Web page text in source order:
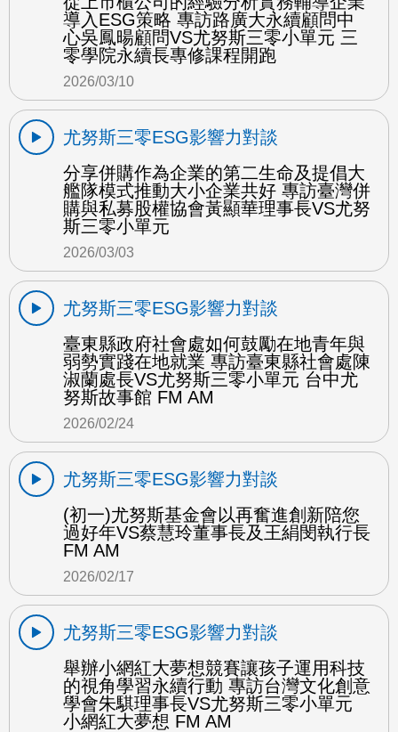
導入ESG策略 專訪路廣大永續顧問中
心吳鳳暘顧問VS尤努斯三零小單元 三
零學院永續長專修課程開跑
2026/03/10
尤努斯三零ESG影響力對談
分享併購作為企業的第二生命及提倡大
艦隊模式推動大小企業共好 專訪臺灣併
購與私募股權協會黃顯華理事長VS尤努
斯三零小單元
2026/03/03
尤努斯三零ESG影響力對談
臺東縣政府社會處如何鼓勵在地青年與
弱勢實踐在地就業 專訪臺東縣社會處陳
淑蘭處長VS尤努斯三零小單元 台中尤
努斯故事館 FM AM
2026/02/24
尤努斯三零ESG影響力對談
(初一)尤努斯基金會以再奮進創新陪您
過好年VS蔡慧玲董事長及王絹閔執行長
FM AM
2026/02/17
尤努斯三零ESG影響力對談
舉辦小網紅大夢想競賽讓孩子運用科技
的視角學習永續行動 專訪台灣文化創意
學會朱騏理事長VS尤努斯三零小單元
小網紅大夢想 FM AM